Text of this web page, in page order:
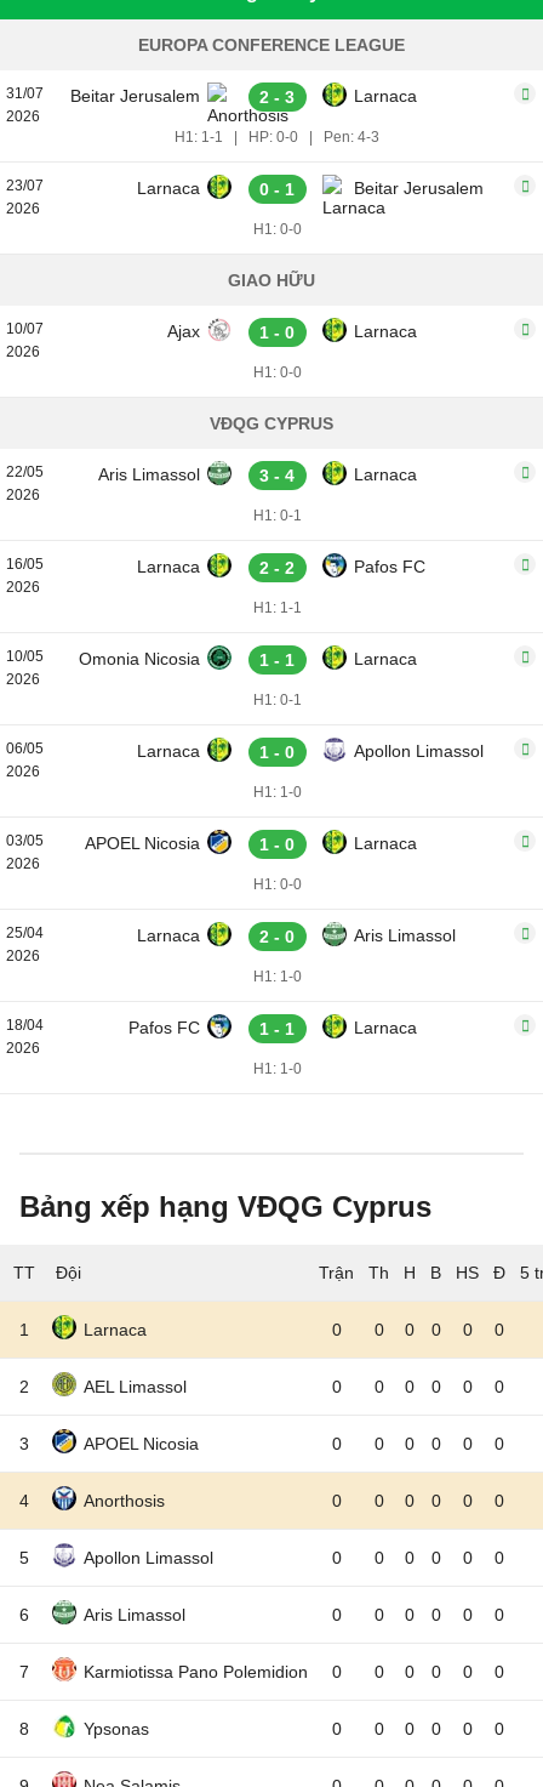
EUROPA CONFERENCE LEAGUE
31/07
2026
Beitar Jerusalem 2 - 3 Larnaca
H1: 1-1 HP: 0-0 Pen: 4-3
23/07
2026
Larnaca 0 - 1 Beitar Jerusalem
H1: 0-0
GIAO HỮU
10/07
2026
Ajax 1 - 0 Larnaca
H1: 0-0
VĐQG CYPRUS
22/05
2026
Aris Limassol 3 - 4 Larnaca
H1: 0-1
16/05
2026
Larnaca 2 - 2 Pafos FC
H1: 1-1
10/05
2026
Omonia Nicosia 1 - 1 Larnaca
H1: 0-1
06/05
2026
Larnaca 1 - 0 Apollon Limassol
H1: 1-0
03/05
2026
APOEL Nicosia 1 - 0 Larnaca
H1: 0-0
25/04
2026
Larnaca 2 - 0 Aris Limassol
H1: 1-0
18/04
2026
Pafos FC 1 - 1 Larnaca
H1: 1-0
Bảng xếp hạng VĐQG Cyprus
TT Đội 5
1 Larnaca 0 0 0 0 0 0
2 AEL Limassol 0 0 0 0 0 0
3 APOEL Nicosia 0 0 0 0 0 0
4 Anorthosis 0 0 0 0 0 0
5 Apollon Limassol 0 0 0 0 0 0
6 Aris Limassol 0 0 0 0 0 0
7 Karmiotissa Pano Polemidion 0 0 0 0 0 0
8 Ypsonas 0 0 0 0 0 0